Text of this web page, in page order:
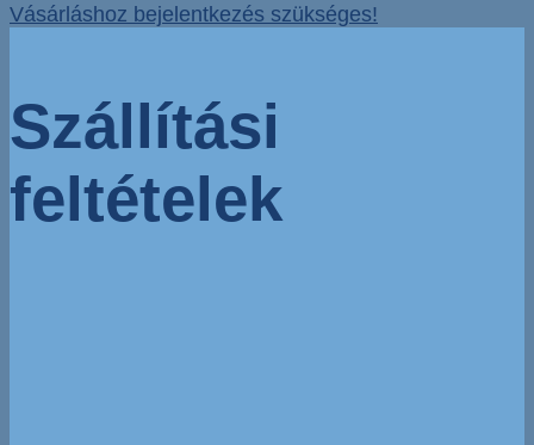
Vásárláshoz bejelentkezés szükséges!
Szállítási
feltételek